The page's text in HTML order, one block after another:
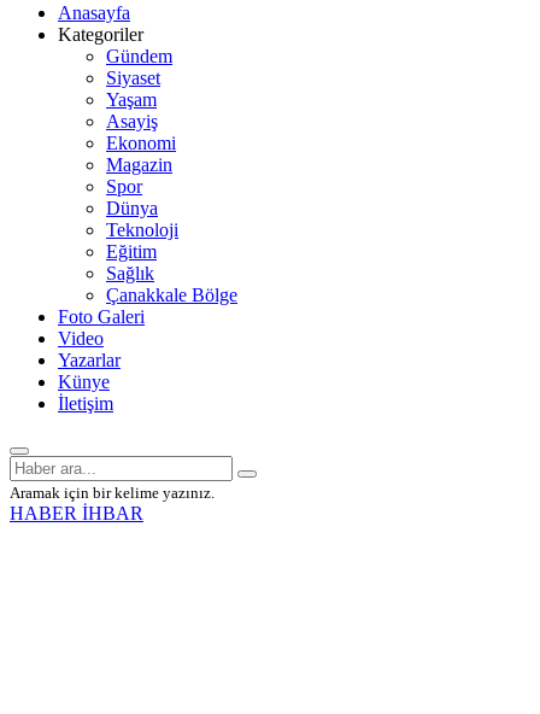
Anasayfa
Kategoriler
Gündem
Siyaset
Yaşam
Asayiş
Ekonomi
Magazin
Spor
Dünya
Teknoloji
Eğitim
Sağlık
Çanakkale Bölge
Foto Galeri
Video
Yazarlar
Künye
İletişim
Aramak için bir kelime yazınız.
HABER İHBAR